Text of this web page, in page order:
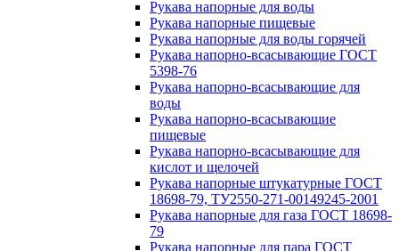
Рукава напорные для воды
Рукава напорные пищевые
Рукава напорные для воды горячей
Рукава напорно-всасывающие ГОСТ
5398-76
Рукава напорно-всасывающие для
воды
Рукава напорно-всасывающие
пищевые
Рукава напорно-всасывающие для
кислот и щелочей
Рукава напорные штукатурные ГОСТ
18698-79, ТУ2550-271-00149245-2001
Рукава напорные для газа ГОСТ 18698-
79
Рукава напорные для пара ГОСТ